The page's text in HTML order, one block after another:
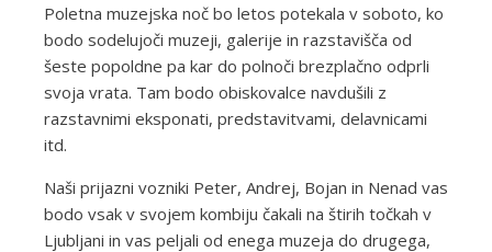
Poletna muzejska noč bo letos potekala v soboto, ko
bodo sodelujoči muzeji, galerije in razstavišča od
šeste popoldne pa kar do polnoči brezplačno odprli
svoja vrata. Tam bodo obiskovalce navdušili z
razstavnimi eksponati, predstavitvami, delavnicami
itd.
Naši prijazni vozniki Peter, Andrej, Bojan in Nenad vas
bodo vsak v svojem kombiju čakali na štirih točkah v
Ljubljani in vas peljali od enega muzeja do drugega,